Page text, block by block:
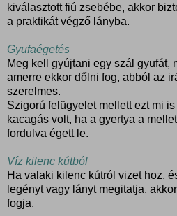
kiválasztott fiú zsebébe, akkor
a praktikát végző lányba.
Gyufaégetés
Meg kell gyújtani egy szál gyufát,
amerre ekkor dőlni fog, abból az
szerelmes.
Szigorú felügyelet mellett ezt mi
kacagás volt, ha a gyertya a
fordulva égett le.
Víz kilenc kútból
Ha valaki kilenc kútról vizet hoz,
legényt vagy lányt megitatja,
fogja.